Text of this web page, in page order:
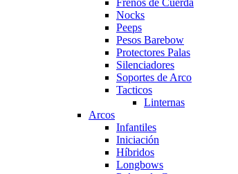
Frenos de Cuerda
Nocks
Peeps
Pesos Barebow
Protectores Palas
Silenciadores
Soportes de Arco
Tacticos
Linternas
Arcos
Infantiles
Iniciación
Híbridos
Longbows